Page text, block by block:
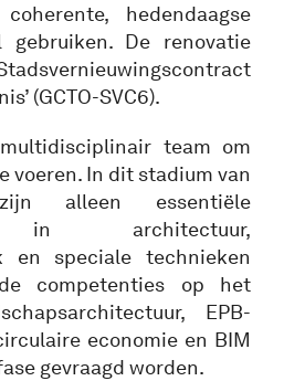
hedendaagse
gebruiken. De renovatie
(GCTO-SVC6).
team om
voeren. In dit stadium van
alleen essentiële
in architectuur,
en speciale technieken
competenties op het
EPB-
economie en BIM
gevraagd worden.